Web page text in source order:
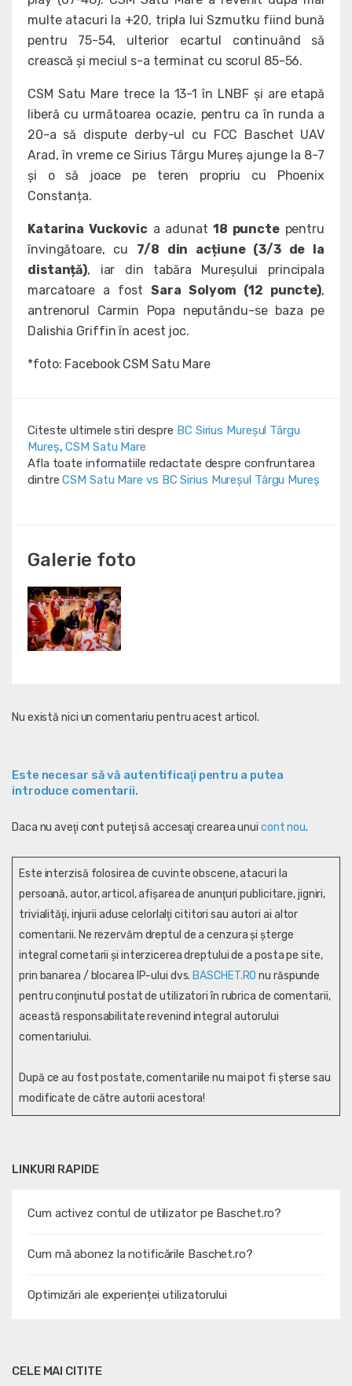
LINKURI RAPIDE
Cum activez contul de utilizator pe Baschet.ro?
Cum mă abonez la notificările Baschet.ro?
Optimizări ale experienței utilizatorului
multe atacuri la +20, tripla lui Szmutku fiind bună
pentru 75-54, ulterior ecartul continuând să
crească și meciul s-a terminat cu scorul 85-56.
CSM Satu Mare trece la 13-1 în LNBF și are etapă
liberă cu următoarea ocazie, pentru ca în runda a
20-a să dispute derby-ul cu FCC Baschet UAV
Arad, în vreme ce Sirius Târgu Mureș ajunge la 8-7
și o să joace pe teren propriu cu Phoenix
Constanța.
Katarina Vuckovic a adunat18 punctepentru
învingătoare, cu 7/8 din acțiune (3/3 de la
distanță), iar din tabăra Mureșului principala
marcatoare a fostSara Solyom (12 puncte),
antrenorul Carmin Popa neputându-se baza pe
Dalishia Griffin în acest joc.
*foto: Facebook CSM Satu Mare
Citeste ultimele stiri despre BC Sirius Mureșul Târgu
Mureș,CSM Satu Mare
Afla toate informatiile redactate despre confruntarea
dintreCSM Satu Mare vs BC Sirius Mureșul Târgu Mureș
Galerie foto
Nu există nici un comentariu pentru acest articol.
Este necesar să vă autentificaţi pentru a putea
introduce comentarii.
Daca nu aveţi cont puteţi să accesaţi crearea unui cont nou.
Este interzisă folosirea de cuvinte obscene, atacuri la
persoană, autor, articol, afişarea de anunţuri publicitare, jigniri,
trivialităţi, injurii aduse celorlalţi cititori sau autori ai altor
comentarii. Ne rezervăm dreptul de a cenzura și şterge
integral cometarii și interzicerea dreptului de a posta pe site,
prin banarea / blocarea IP-ului dvs. BASCHET.RO nu răspunde
pentru conţinutul postat de utilizatori în rubrica de comentarii,
această responsabilitate revenind integral autorului
comentariului.
După ce au fost postate, comentariile nu mai pot fi șterse sau
modificate de către autorii acestora!
CELE MAI CITITE